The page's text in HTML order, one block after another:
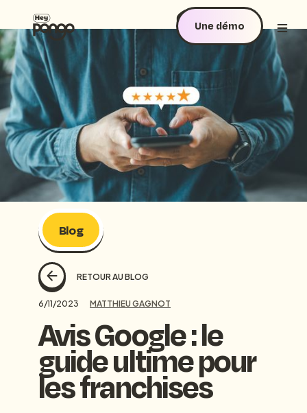
Une démo
Blog
RETOUR AU BLOG
6/11/2023 MATTHIEU GAGNOT
Avis Google : le
guide ultime pour
les franchises